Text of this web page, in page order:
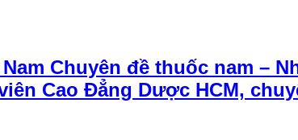
Chuyên đề thuốc nam –
Cao Đẳng Dược HCM,